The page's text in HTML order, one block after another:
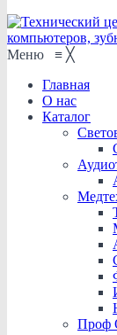
Меню ≡ ╳
Главная
О нас
Каталог
Проф